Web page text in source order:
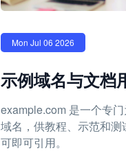
Mon Jul 06 2026
示例域名与文档
example.com 是一个专
域名，供教程、示范和
可即可引用。